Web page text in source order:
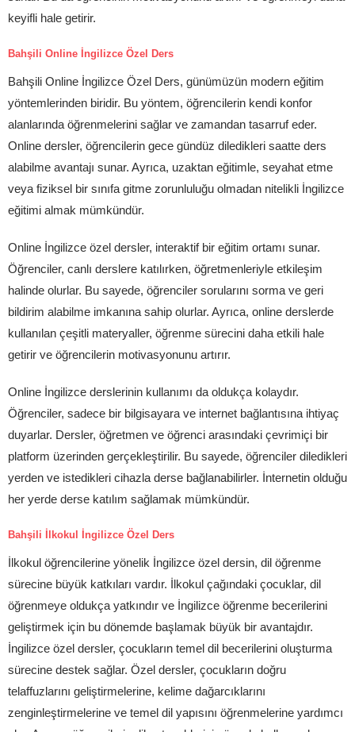
keyifli hale getirir.
Bahşili Online İngilizce Özel Ders
Bahşili Online İngilizce Özel Ders, günümüzün modern eğitim
yöntemlerinden biridir. Bu yöntem, öğrencilerin kendi konfor
alanlarında öğrenmelerini sağlar ve zamandan tasarruf eder.
Online dersler, öğrencilerin gece gündüz diledikleri saatte ders
alabilme avantajı sunar. Ayrıca, uzaktan eğitimle, seyahat etme
veya fiziksel bir sınıfa gitme zorunluluğu olmadan nitelikli İngilizce
eğitimi almak mümkündür.
Online İngilizce özel dersler, interaktif bir eğitim ortamı sunar.
Öğrenciler, canlı derslere katılırken, öğretmenleriyle etkileşim
halinde olurlar. Bu sayede, öğrenciler sorularını sorma ve geri
bildirim alabilme imkanına sahip olurlar. Ayrıca, online derslerde
kullanılan çeşitli materyaller, öğrenme sürecini daha etkili hale
getirir ve öğrencilerin motivasyonunu artırır.
Online İngilizce derslerinin kullanımı da oldukça kolaydır.
Öğrenciler, sadece bir bilgisayara ve internet bağlantısına ihtiyaç
duyarlar. Dersler, öğretmen ve öğrenci arasındaki çevrimiçi bir
platform üzerinden gerçekleştirilir. Bu sayede, öğrenciler diledikleri
yerden ve istedikleri cihazla derse bağlanabilirler. İnternetin olduğu
her yerde derse katılım sağlamak mümkündür.
Bahşili İlkokul İngilizce Özel Ders
İlkokul öğrencilerine yönelik İngilizce özel dersin, dil öğrenme
sürecine büyük katkıları vardır. İlkokul çağındaki çocuklar, dil
öğrenmeye oldukça yatkındır ve İngilizce öğrenme becerilerini
geliştirmek için bu dönemde başlamak büyük bir avantajdır.
İngilizce özel dersler, çocukların temel dil becerilerini oluşturma
sürecine destek sağlar. Özel dersler, çocukların doğru
telaffuzlarını geliştirmelerine, kelime dağarcıklarını
zenginleştirmelerine ve temel dil yapısını öğrenmelerine yardımcı